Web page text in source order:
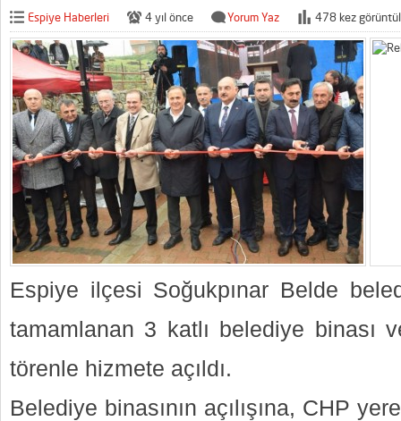
Espiye Haberleri 4 yıl önce Yorum Yaz 478 kez
Espiye ilçesi Soğukpınar Belde
tamamlanan 3 katlı belediye binası
törenle hizmete açıldı.
Belediye binasının açılışına, CHP